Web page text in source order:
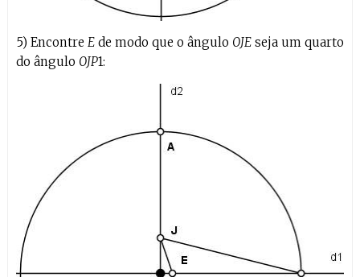
5) Encontre Ede modo que o ângulo OJE seja um quarto
do ângulo OJP1: